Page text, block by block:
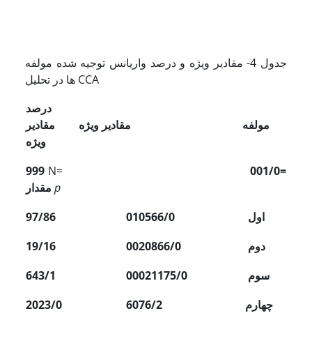
جدول 4- مقادیر ویژه و درصد واریانس توجیه شده مولفه
ها در تحلیل CCA
درصد
مقادیر
ویژه
مقادیر ویژه مولفه
999 N=001/0=
p
97/86
010566/0
اول
19/16
0020866/0
دوم
643/1
00021175/0
سوم
2023/0
6076/2 چهارم